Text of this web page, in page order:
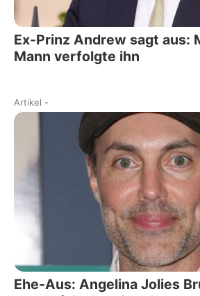
Ex-Prinz Andrew sagt aus:
Mann verfolgte ihn
Artikel -
Ehe-Aus: Angelina Jolies